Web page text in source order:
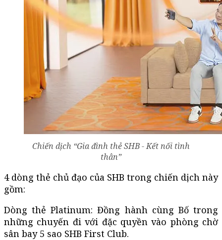
Chiến dịch “Gia đình thẻ SHB - Kết nối tình
thân”
4 dòng thẻ chủ đạo của SHB trong chiến dịch này
gồm:
Dòng thẻ Platinum: Đồng hành cùng Bố trong
những chuyến đi với đặc quyền vào phòng chờ
sân bay 5 sao SHB First Club.